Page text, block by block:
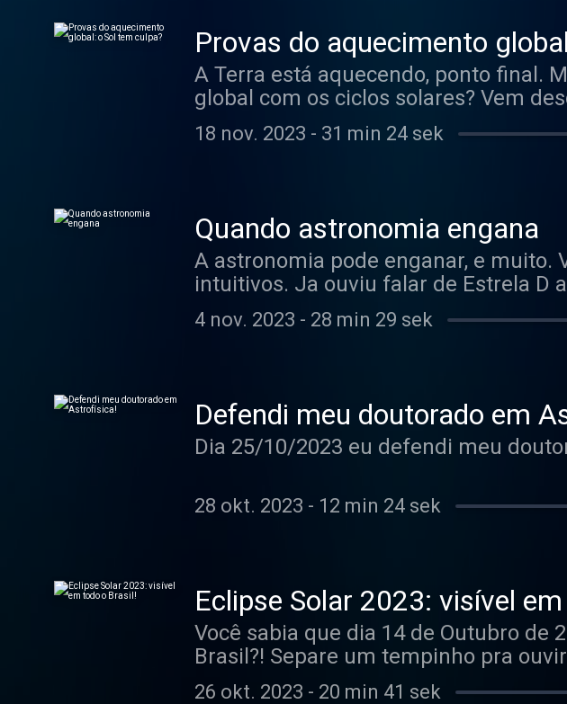
Provas do aquecimento
A Terra está aquecendo, ponto final.
global com os ciclos solares? Vem
18 nov. 2023 - 31 min 24 sek
Quando astronomia engana
A astronomia pode enganar, e muito.
intuitivos. Ja ouviu falar de Estrela D
remanescentes estelares! Venha
objetos e qual motivos dos nomes
4 nov. 2023 - 28 min 29 sek
Defendi meu doutorado em
Dia 25/10/2023 eu defendi meu
28 okt. 2023 - 12 min 24 sek
Eclipse Solar 2023: visível
Você sabia que dia 14 de Outubro de
Brasil?! Separe um tempinho pra
esse fenômeno do Universo no
26 okt. 2023 - 20 min 41 sek